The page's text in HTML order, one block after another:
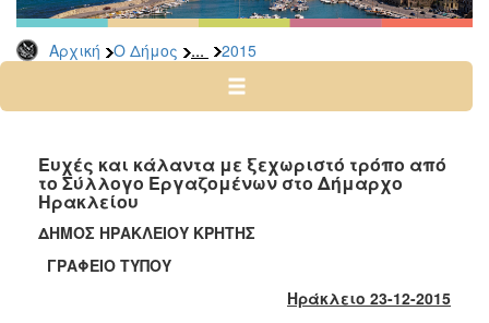
Αρχική Ο Δήμος ... 2015
Αρχείο
2026
2024
2022
2021
Ευχές και κάλαντα με ξεχωριστό τρόπο από
το Σύλλογο Εργαζομένων στο Δήμαρχο
Ηρακλείου
ΔΗΜΟΣ ΗΡΑΚΛΕΙΟΥ ΚΡΗΤΗΣ
ΓΡΑΦΕΙΟ ΤΥΠΟΥ
Ηράκλειο 23-12-2015